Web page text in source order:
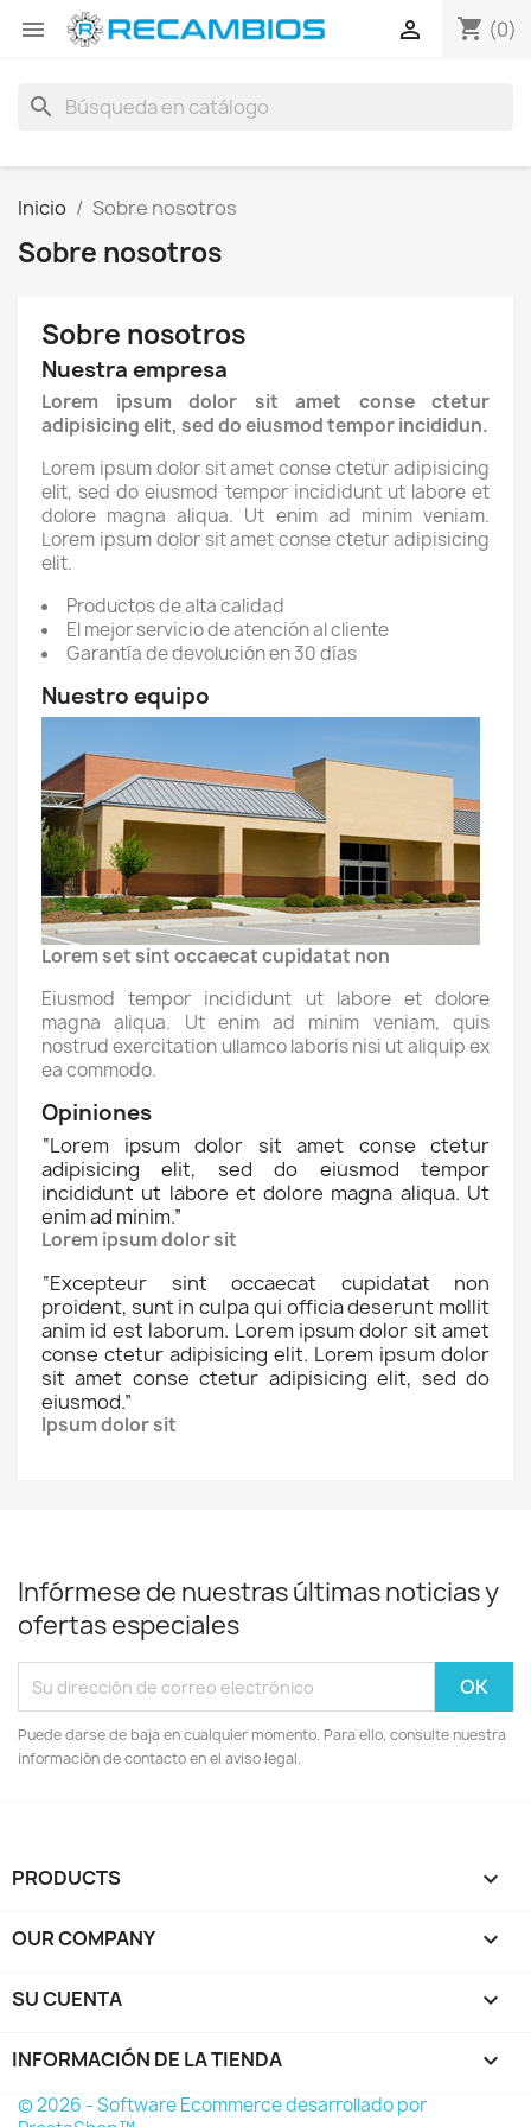
 shopping_cart (0)

search
Inicio Sobre nosotros
Sobre nosotros
Sobre nosotros
Nuestra empresa
Lorem ipsum dolor sit amet conse ctetur
adipisicing elit, sed do eiusmod tempor incididun.
Lorem ipsum dolor sit amet conse ctetur adipisicing
elit, sed do eiusmod tempor incididunt ut labore et
dolore magna aliqua. Ut enim ad minim veniam.
Lorem ipsum dolor sit amet conse ctetur adipisicing
elit.
Productos de alta calidad
El mejor servicio de atención al cliente
Garantía de devolución en 30 días
Nuestro equipo
Lorem set sint occaecat cupidatat non
Eiusmod tempor incididunt ut labore et dolore
magna aliqua. Ut enim ad minim veniam, quis
nostrud exercitation ullamco laboris nisi ut aliquip ex
ea commodo.
Opiniones
“Lorem ipsum dolor sit amet conse ctetur
adipisicing elit, sed do eiusmod tempor
incididunt ut labore et dolore magna aliqua. Ut
enim ad minim.”
Lorem ipsum dolor sit
“Excepteur sint occaecat cupidatat non
proident, sunt in culpa qui officia deserunt mollit
anim id est laborum. Lorem ipsum dolor sit amet
conse ctetur adipisicing elit. Lorem ipsum dolor
sit amet conse ctetur adipisicing elit, sed do
eiusmod.”
Ipsum dolor sit
Infórmese de nuestras últimas noticias y
ofertas especiales
Puede darse de baja en cualquier momento. Para ello, consulte nuestra
información de contacto en el aviso legal.
PRODUCTS 
OUR COMPANY 
SU CUENTA 
INFORMACIÓN DE LA TIENDA keyboard_arrow_down
© 2026 - Software Ecommerce desarrollado por